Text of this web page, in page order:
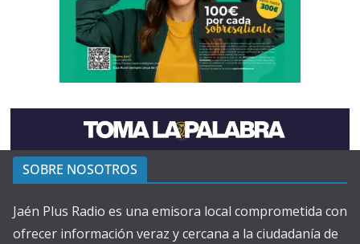
SOBRE NOSOTROS
Jaén Plus Radio es una emisora local comprometida con
ofrecer información veraz y cercana a la ciudadanía de